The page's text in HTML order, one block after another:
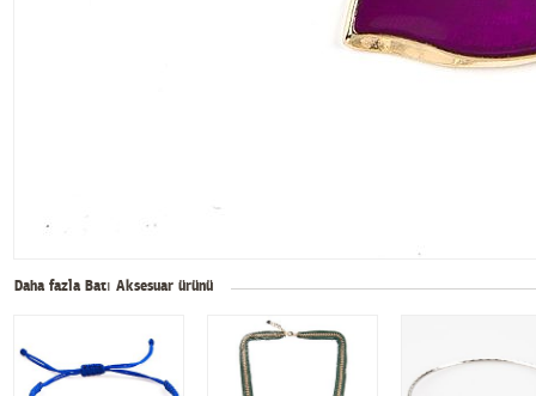
Daha fazla Batı Aksesuar ürünü